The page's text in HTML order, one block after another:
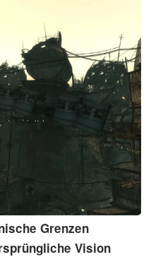
Grenzen
Vision